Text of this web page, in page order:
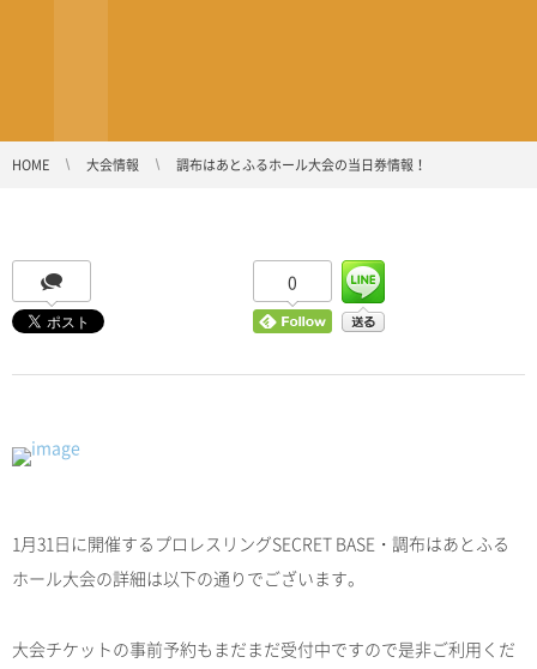
HOME 大会情報 調布はあとふるホール大会の当日券情報！
0
1月31日に開催するプロレスリングSECRET BASE・調布はあとふる
ホール大会の詳細は以下の通りでございます。
大会チケットの事前予約もまだまだ受付中ですので是非ご利用くだ